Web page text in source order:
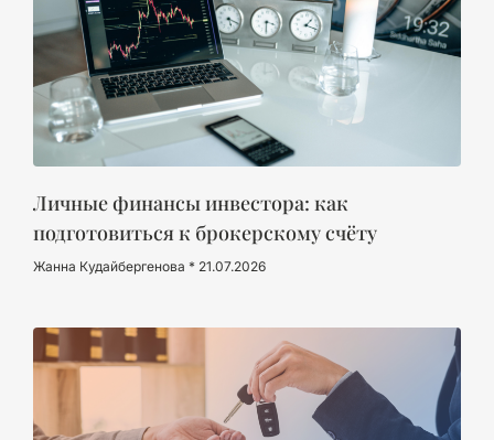
Личные финансы инвестора: как
подготовиться к брокерскому счёту
Жанна Кудайбергенова 21.07.2026